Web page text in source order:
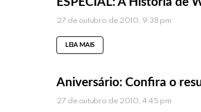
27 de outubro de 2010, 9:38 pm
LEIA MAIS
Aniversário: Confira o
27 de outubro de 2010, 4:45 pm